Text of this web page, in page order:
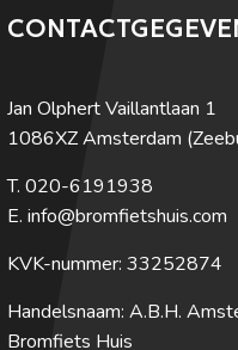
Jan Olphert Vaillantlaan 1
1086XZ Amsterdam
020-6191938
info@bromfietshuis.com
KVK-nummer: 33252874
Handelsnaam: A.B.H.
Bromfiets Huis